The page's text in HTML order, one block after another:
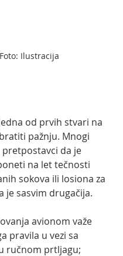
Foto: Ilustracija
od prvih stvari na
pažnju. Mnogi
da je
na let tečnosti
sokova ili losiona za
je sasvim drugačija.
avionom važe
pravila u vezi sa
ručnom prtljagu;